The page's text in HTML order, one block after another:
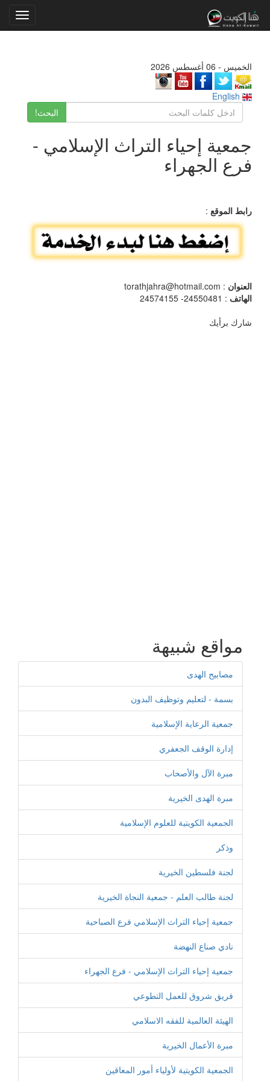
الخميس - 06 أغسطس 2026
البحث!
جمعية إحياء التراث الإسلامي -
فرع الجهراء
رابط الموقع :
العنوان : torathjahra@hotmail.com
الهاتف : 24550481- 24574155
شارك برأيك
مواقع شبيهة
مصابيح الهدى
بسمة - لتعليم وتوظيف البدون
جمعية الرعاية الإسلامية
إدارة الوقف الجعفري
مبرة الآل والأصحاب
مبرة الهدى الخيرية
الجمعية الكويتية للعلوم الإسلامية
وذكر
لجنة فلسطين الخيرية
لجنة طالب العلم - جمعية النجاة الخيرية
جمعية إحياء التراث الإسلامي فرع الصباحية
نادي صناع النهضة
جمعية إحياء التراث الإسلامي - فرع الجهراء
فريق شروق للعمل التطوعي
الهيئة العالمية للفقه الاسلامي
مبرة الأعمال الخيرية
الجمعية الكويتية لأولياء أمور المعاقين